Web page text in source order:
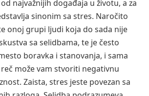
najvažnijih događaja u životu, a za
sinonim sa stres. Naročito
onoj grupi ljudi koja do sada nije
sa selidbama, te je često
boravka i stanovanja, i sama
može vam stvoriti negativnu
Zaista, stres jeste povezan sa